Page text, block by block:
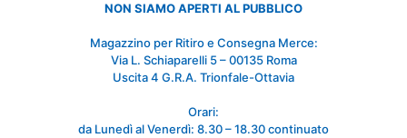
NON SIAMO APERTI AL PUBBLICO
Magazzino per Ritiro e Consegna Merce:
Via L. Schiaparelli 5 – 00135 Roma
Uscita 4 G.R.A. Trionfale-Ottavia
Orari:
da Lunedì al Venerdì: 8.30 – 18.30 continuato